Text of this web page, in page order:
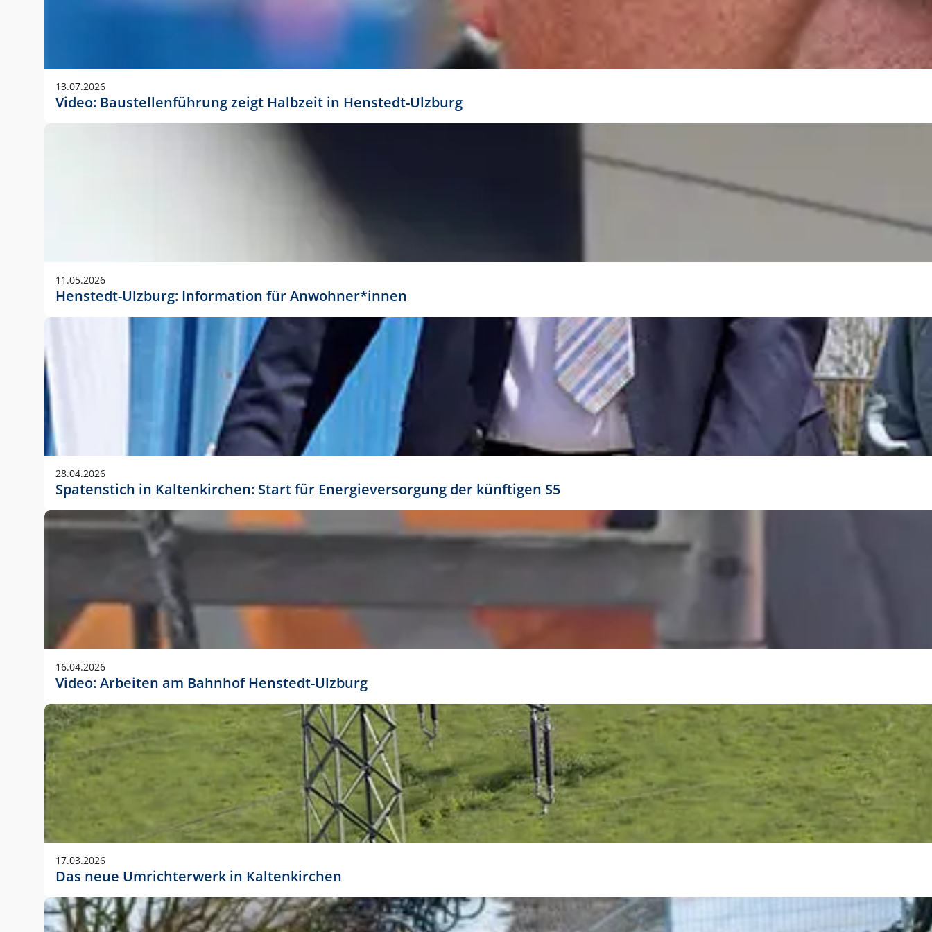
Anwendungsgröße im Layout:
Die Logohöhe beträgt 4 – 10 % der jeweiligen Formathöhe. Daraus ergeben sich für gängige Formate
folgende fest definierte Anwendungsgrößen im Layout:
DIN A3 – 15 mm hoch (5 %)
DIN A1 – 39 mm hoch (5 %)
DIN lang – 10 mm hoch (5 %)
1080 x 1080 px – 78 px hoch (7 %)
In Ausnahmefällen darf das Logo jedoch auch größer oder kleiner gesetzt werden. Dazu bedarf es jedoch
stets der vorherigen Absprache mit der Marketingabteilung.
13.07.2026
Video: Baustellenführung zeigt Halbzeit in Henstedt-Ulzburg
11.05.2026
Henstedt-Ulzburg: Information für Anwohner*innen
28.04.2026
Spatenstich in Kaltenkirchen: Start für Energieversorgung der künftigen S5
16.04.2026
Video: Arbeiten am Bahnhof Henstedt-Ulzburg
17.03.2026
Das neue Umrichterwerk in Kaltenkirchen